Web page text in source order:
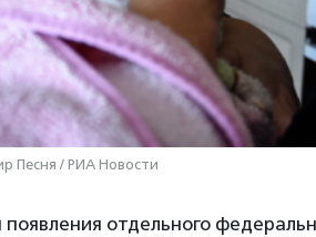
Песня / РИА Новости
отдельного